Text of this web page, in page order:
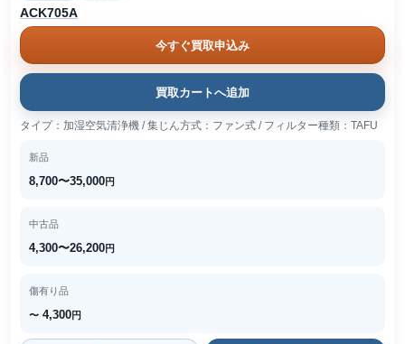
ACK705A
今すぐ買取申込み
買取カートへ追加
タイプ：加湿空気清浄機 / 集じん方式：ファン式 / フィルター種類：TAFU
新品
8,700〜35,000円
中古品
4,300〜26,200円
傷有り品
〜 4,300円